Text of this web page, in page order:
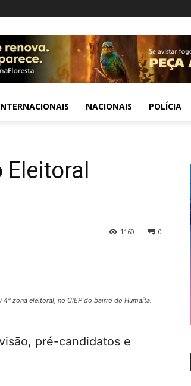
NACIONAIS POLÍCIA
0
1160
zona eleitoral, no CIEP do bairro do Humaíta.
pré-candidatos e